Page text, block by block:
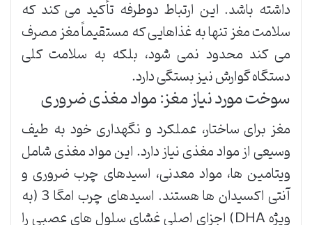
داشته باشد. این ارتباط دوطرفه تأکید می کند که
سلامت مغز تنها به غذاهایی که مستقیماً مغز مصرف
می کند محدود نمی شود، بلکه به سلامت کلی
دستگاه گوارش نیز بستگی دارد.
سوخت مورد نیاز مغز: مواد مغذی ضروری
مغز برای ساختار، عملکرد و نگهداری خود به طیف
وسیعی از مواد مغذی نیاز دارد. این مواد مغذی شامل
ویتامین ها، مواد معدنی، اسیدهای چرب ضروری و
آنتی اکسیدان ها هستند. اسیدهای چرب امگا 3 (به
ویژه DHA) اجزای اصلی غشای سلول های عصبی را